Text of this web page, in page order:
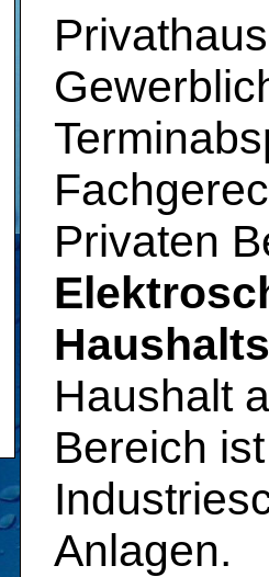
Privaten
Haushalt
Bereich
Anlagen.